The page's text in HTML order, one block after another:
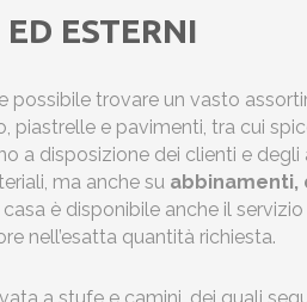
ESTERNI
possibile trovare un vasto
piastrelle e pavimenti, tra cui
a disposizione dei clienti e
ma anche su abbinamenti,
è disponibile anche il
nell’esatta quantità richiesta.